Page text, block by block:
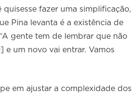
fazer uma simplificação,
Pina levanta é a existência de
gente tem de lembrar que não
e um novo vai entrar. Vamos
em ajustar a complexidade dos